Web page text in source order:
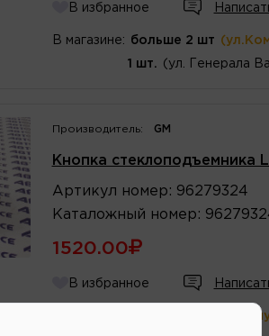
В избранное
В магазине: больше 2 шт
1 шт. (ул. Генерала
Производитель: GM
Кнопка стеклоподъемника
Артикул номер : 96279324
Каталожный номер :
1520.00
В избранное